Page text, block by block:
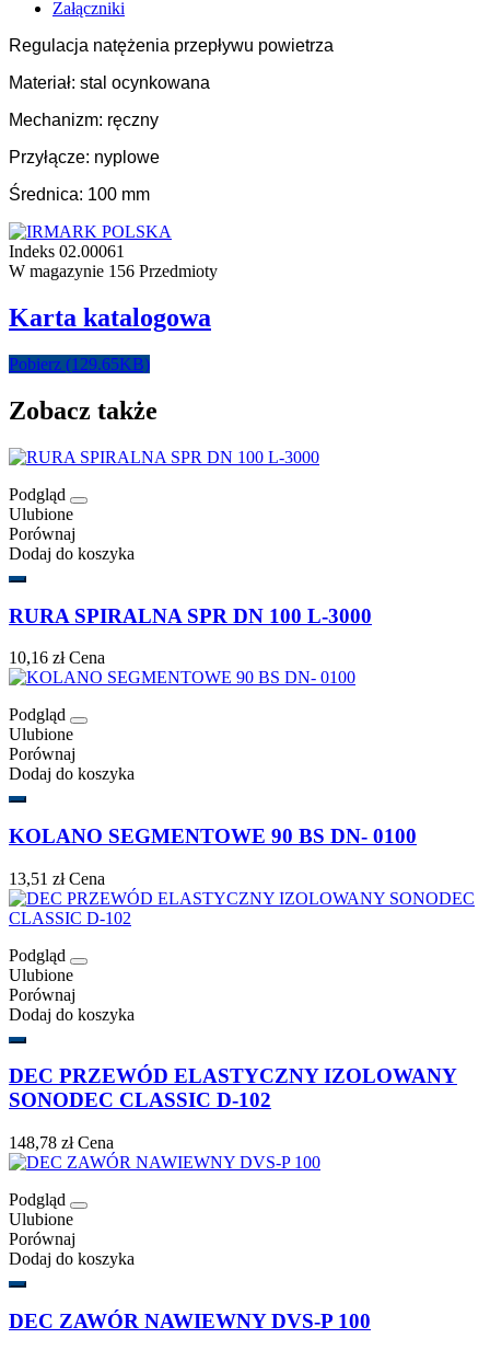
Załączniki
Regulacja natężenia przepływu powietrza
Materiał: stal ocynkowana
Mechanizm: ręczny
Przyłącze: nyplowe
Średnica: 100 mm
Indeks 02.00061
W magazynie 156 Przedmioty
Karta katalogowa
Pobierz (129.65KB)
Zobacz także
Podgląd
Ulubione
Porównaj
Dodaj do koszyka
RURA SPIRALNA SPR DN 100 L-3000
10,16 zł Cena
Podgląd
Ulubione
Porównaj
Dodaj do koszyka
KOLANO SEGMENTOWE 90 BS DN- 0100
13,51 zł Cena
Podgląd
Ulubione
Porównaj
Dodaj do koszyka
DEC PRZEWÓD ELASTYCZNY IZOLOWANY
SONODEC CLASSIC D-102
148,78 zł Cena
Podgląd
Ulubione
Porównaj
Dodaj do koszyka
DEC ZAWÓR NAWIEWNY DVS-P 100